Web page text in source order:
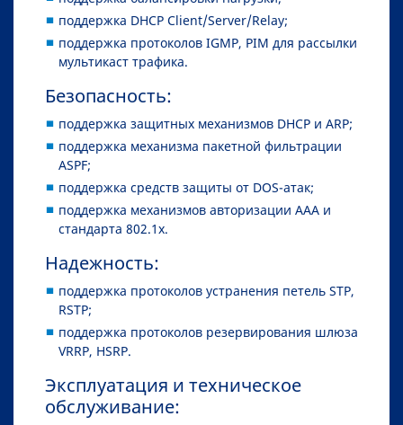
поддержка DHCP Client/Server/Relay;
поддержка протоколов IGMP, PIM для рассылки
мультикаст трафика.
Безопасность:
поддержка защитных механизмов DHCP и ARP;
поддержка механизма пакетной фильтрации
ASPF;
поддержка средств защиты от DOS-атак;
поддержка механизмов авторизации AAA и
стандарта 802.1x.
Надежность:
поддержка протоколов устранения петель STP,
RSTP;
поддержка протоколов резервирования шлюза
VRRP, HSRP.
Эксплуатация и техническое
обслуживание: